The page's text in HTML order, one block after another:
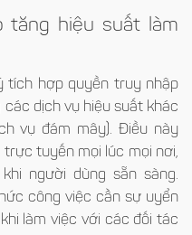
tăng hiệu suất làm
tích hợp quyền truy nhập
dịch vụ hiệu suất khác
vụ đám mây). Điều này
tuyến mọi lúc mọi nơi,
người dùng sẵn sàng.
công việc cần sự uyển
làm việc với các đối tác